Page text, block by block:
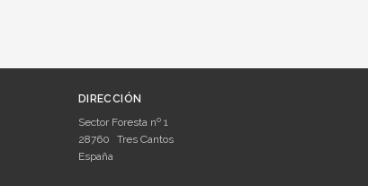
DIRECCIÓN
Sector Foresta nº 1
28760
Tres Cantos
España